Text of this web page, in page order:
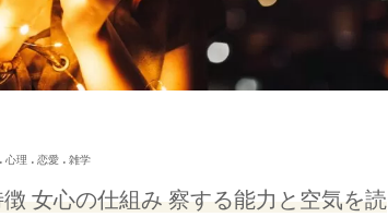
心理 . 恋愛. 雑学
女心の仕組み 察する能力と空気を読